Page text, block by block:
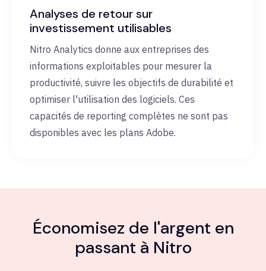
Analyses de retour sur
investissement utilisables
Nitro Analytics donne aux entreprises des
informations exploitables pour mesurer la
productivité, suivre les objectifs de durabilité et
optimiser l'utilisation des logiciels. Ces
capacités de reporting complètes ne sont pas
disponibles avec les plans Adobe.
Économisez de l'argent en
passant à Nitro